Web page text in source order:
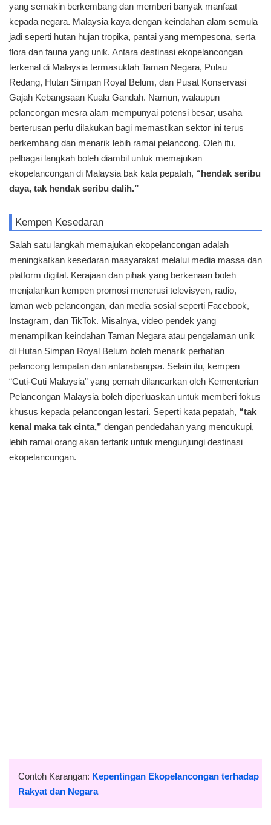
yang semakin berkembang dan memberi banyak manfaat
kepada negara. Malaysia kaya dengan keindahan alam semula
jadi seperti hutan hujan tropika, pantai yang mempesona, serta
flora dan fauna yang unik. Antara destinasi ekopelancongan
terkenal di Malaysia termasuklah Taman Negara, Pulau
Redang, Hutan Simpan Royal Belum, dan Pusat Konservasi
Gajah Kebangsaan Kuala Gandah. Namun, walaupun
pelancongan mesra alam mempunyai potensi besar, usaha
berterusan perlu dilakukan bagi memastikan sektor ini terus
berkembang dan menarik lebih ramai pelancong. Oleh itu,
pelbagai langkah boleh diambil untuk memajukan
ekopelancongan di Malaysia bak kata pepatah, “hendak seribu
daya, tak hendak seribu dalih.”
Kempen Kesedaran
Salah satu langkah memajukan ekopelancongan adalah
meningkatkan kesedaran masyarakat melalui media massa dan
platform digital. Kerajaan dan pihak yang berkenaan boleh
menjalankan kempen promosi menerusi televisyen, radio,
laman web pelancongan, dan media sosial seperti Facebook,
Instagram, dan TikTok. Misalnya, video pendek yang
menampilkan keindahan Taman Negara atau pengalaman unik
di Hutan Simpan Royal Belum boleh menarik perhatian
pelancong tempatan dan antarabangsa. Selain itu, kempen
“Cuti-Cuti Malaysia” yang pernah dilancarkan oleh Kementerian
Pelancongan Malaysia boleh diperluaskan untuk memberi fokus
khusus kepada pelancongan lestari. Seperti kata pepatah, “tak
kenal maka tak cinta,” dengan pendedahan yang mencukupi,
lebih ramai orang akan tertarik untuk mengunjungi destinasi
ekopelancongan.
Contoh Karangan: Kepentingan Ekopelancongan terhadap
Rakyat dan Negara